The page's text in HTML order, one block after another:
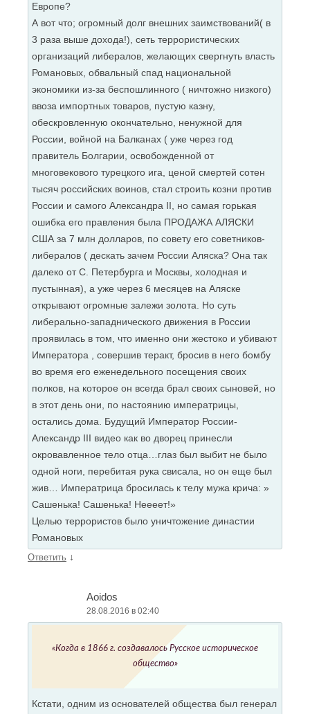
Европе?
А вот что; огромный долг внешних заимствований( в
3 раза выше дохода!), сеть террористических
организаций либералов, желающих свергнуть власть
Романовых, обвальный спад национальной
экономики из-за беспошлинного ( ничтожно низкого)
ввоза импортных товаров, пустую казну,
обескровленную окончательно, ненужной для
России, войной на Балканах ( уже через год
правитель Болгарии, освобожденной от
многовекового турецкого ига, ценой смертей сотен
тысяч российских воинов, стал строить козни против
России и самого Александра II, но самая горькая
ошибка его правления была ПРОДАЖА АЛЯСКИ
США за 7 млн долларов, по совету его советников-
либералов ( дескать зачем России Аляска? Она так
далеко от С. Петербурга и Москвы, холодная и
пустынная), а уже через 6 месяцев на Аляске
открывают огромные залежи золота. Но суть
либерально-западнического движения в России
проявилась в том, что именно они жестоко и убивают
Императора , совершив теракт, бросив в него бомбу
во время его еженедельного посещения своих
полков, на которое он всегда брал своих сыновей, но
в этот день они, по настоянию императрицы,
остались дома. Будущий Император России-
Александр III видео как во дворец принесли
окровавленное тело отца…глаз был выбит не было
одной ноги, перебитая рука свисала, но он еще был
жив… Императрица бросилась к телу мужа крича: »
Сашенька! Сашенька! Неееет!»
Целью террористов было уничтожение династии
Романовых
Ответить ↓
Aoidos
28.08.2016 в 02:40
«Когда в 1866 г. создавалось Русское исто­рическое
общество»
Кстати, одним из основателей общества был генерал